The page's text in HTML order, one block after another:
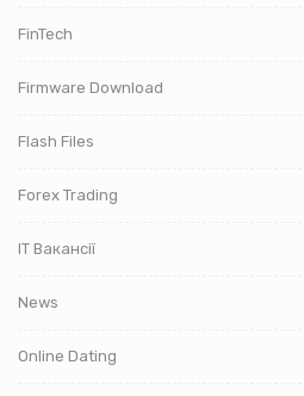
FinTech
Firmware Download
Flash Files
Forex Trading
IT Вакансії
News
Online Dating